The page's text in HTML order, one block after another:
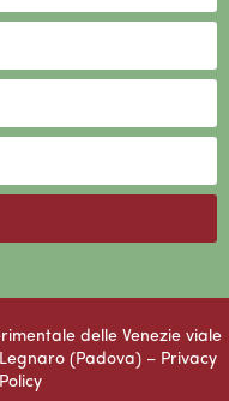
delle Venezie viale
Legnaro (Padova) – Privacy